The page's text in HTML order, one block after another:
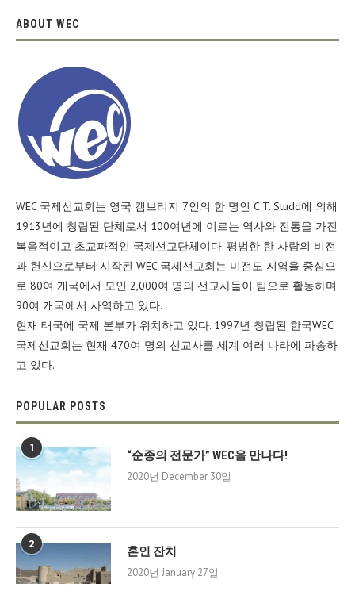
ABOUT WEC
WEC 국제선교회는 영국 캠브리지 7인의 한 명인 C.T. Studd에 의해
1913년에 창립된 단체로서 100여년에 이르는 역사와 전통을 가진
복음적이고 초교파적인 국제선교단체이다. 평범한 한 사람의 비전
과 헌신으로부터 시작된 WEC 국제선교회는 미전도 지역을 중심으
로 80여 개국에서 모인 2,000여 명의 선교사들이 팀으로 활동하며
90여 개국에서 사역하고 있다.
현재 태국에 국제 본부가 위치하고 있다. 1997년 창립된 한국WEC
국제선교회는 현재 470여 명의 선교사를 세계 여러 나라에 파송하
고 있다.
POPULAR POSTS
1 “순종의 전문가” WEC을 만나다!
2020년 December 30일
2 혼인 잔치
2020년 January 27일